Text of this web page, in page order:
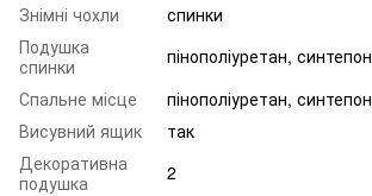
Знімні чохли
спинки
Подушка
спинки
пінополіуретан, синтепон
Спальне місце
пінополіуретан, синтепон
Висувний ящик
так
Декоративна
подушка
2